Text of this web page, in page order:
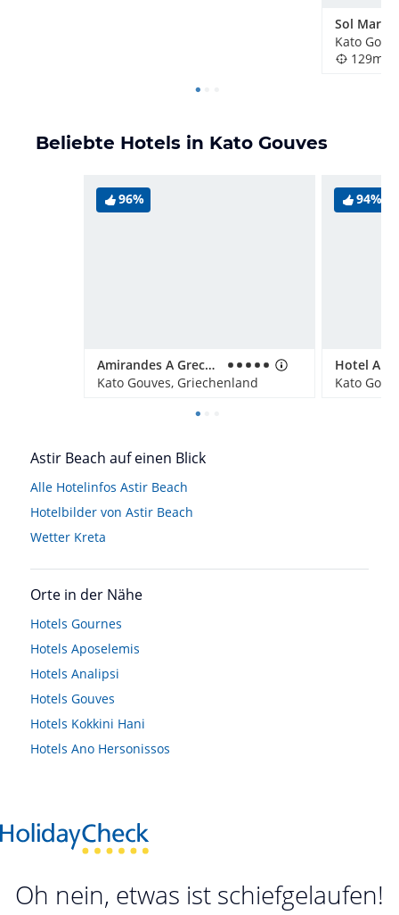
Sol
Kato
129m
Beliebte Hotels in Kato Gouves
96%
Amirandes A Grecotel Resort To Live
Kato Gouves, Griechenland
94%
Kato
Astir Beach auf einen Blick
Alle Hotelinfos Astir Beach
Hotelbilder von Astir Beach
Wetter Kreta
Orte in der Nähe
Hotels Gournes
Hotels Aposelemis
Hotels Analipsi
Hotels Gouves
Hotels Kokkini Hani
Hotels Ano Hersonissos
Oh nein, etwas ist schiefgelaufen!